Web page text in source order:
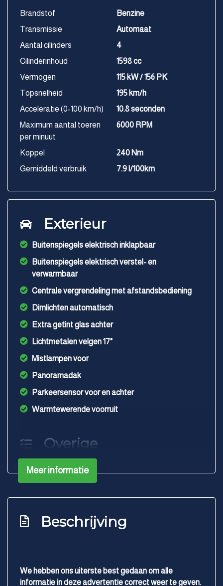
Brandstof
Benzine
Transmissie
Automaat
Aantal cilinders
4
Cilinderinhoud
1598 cc
Vermogen
115 kW / 156 PK
Topsnelheid
195 km/h
Acceleratie (0-100 km/h)
10.8 seconden
Maximum aantal toeren
per minuut
6000 RPM
Koppel
240 Nm
Gemiddeld verbruik
7.9 l/100km
Exterieur
Buitenspiegels elektrisch inklapbaar
Buitenspiegels elektrisch verstel- en
verwarmbaar
Centrale vergrendeling met afstandsbediening
Dimlichten automatisch
Extra getint glas achter
Lichtmetalen velgen 17"
Mistlampen voor
Panoramadak
Parkeersensor voor en achter
Warmtewerende voorruit
Overige
Anti blokkeer systeem
Anti doorslip regeling
Bestuurdersairbag
Bluetooth
Hoofd airbag(s) achter
Hoofd airbag(s) voor
Meer informatie
Beschrijving
We hebben ons uiterste best gedaan om alle
informatie in deze advertentie correct weer te geven.